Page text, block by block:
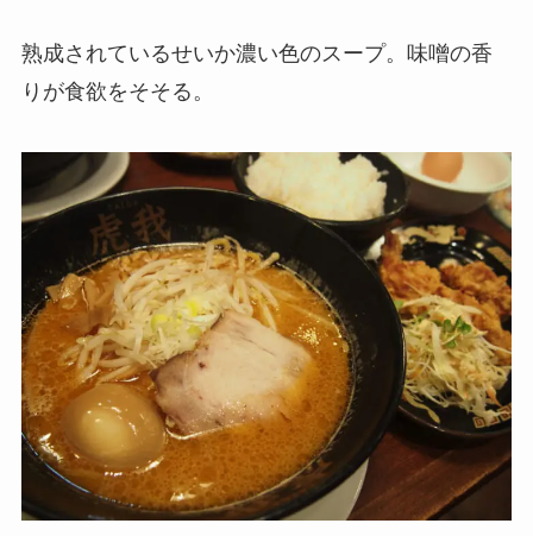
熟成されているせいか濃い色のスープ。味噌の香
りが食欲をそそる。